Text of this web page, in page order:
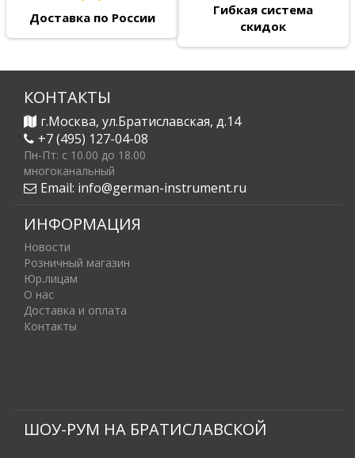
Доставка по России
Гибкая система
скидок
КОНТАКТЫ
г.Москва, ул.Братиславская, д.14
+7 (495) 127-04-08
Пн-Пт: c 10.00 до 18.00
многоканальный
Email: info@german-instrument.ru
ИНФОРМАЦИЯ
Новости
Розничный магазин
Юр.лицам
О нас
Доставка и оплата
Контакты
ШОУ-РУМ НА БРАТИСЛАВСКОЙ